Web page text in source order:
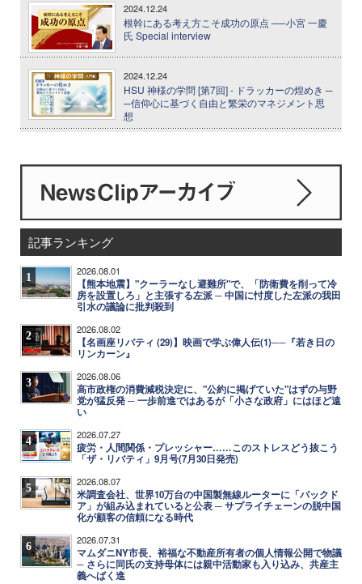
2024.12.24
根幹にある考え方こそ成功の原点 ──小宮 一慶
氏 Special interview
2024.12.24
HSU 神様の学問 [第7回] - ドラッカーの煌めき ─
─信仰心に基づく自由と繁栄のマネジメント思
想
記事ランキング
1 2026.08.01
【熊本地震】"クーラーなし避難所"で、「防衛費を削って冷
房を設置しろ」と主張する左派 ─ 中国に忖度した左派の我田
引水の議論に批判殺到
2 2026.08.02
【名画座リバティ (29)】映画で学ぶ偉人伝(1)──『若き日の
リンカーン』
3 2026.08.06
高市政権の消費減税決定に、"公約に掲げていた"はずの与野
党が猛反発 ─ 一歩前進ではあるが「小さな政府」にはほど遠
い
4 2026.07.27
疲労・人間関係・プレッシャー……このストレスどう抜こう
「ザ・リバティ」9月号(7月30日発売)
5 2026.08.07
米調査会社、世界10万台の中国製無線ルーターに「バックド
ア」が組み込まれていると公表 ─ サプライチェーンの脱中国
化が顧客の信頼になる時代
6 2026.07.31
マムダニNY市長、裕福な不動産所有者の個人情報公開で物議
─ さらに同氏の支持母体には親中活動家も入り込み、共産主
義へばく進